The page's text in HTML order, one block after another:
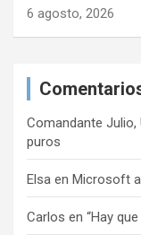
6 agosto, 2026
Comandante Julio,
puros
Elsa en Microsoft
Carlos en “Hay